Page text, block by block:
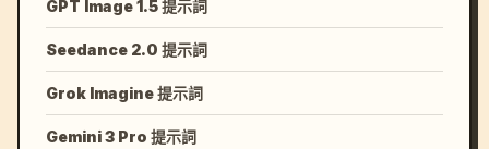
GPT Image 1.5 提示詞
Seedance 2.0 提示詞
Grok Imagine 提示詞
Gemini 3 Pro 提示詞